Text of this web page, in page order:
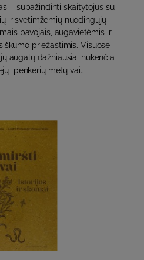
– supažindinti skaitytojus su
ir svetimžemių nuodingųjų
pavojais, augavietėmis ir
priežastimis. Visuose
augalų dažniausiai nukenčia
metų vai..